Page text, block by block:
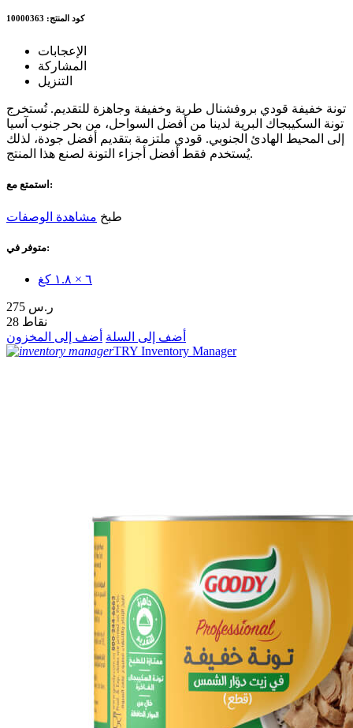
كود المنتج: 10000363
الإعجابات
المشاركة
التنزيل
تونة خفيفة قودي بروفشنال طرية وخفيفة وجاهزة للتقديم. تُستخرج
تونة السكيبجاك البرية لدينا من أفضل السواحل، من بحر جنوب آسيا
إلى المحيط الهادئ الجنوبي. قودي ملتزمة بتقديم أفضل جودة، لذلك
يُستخدم فقط أفضل أجزاء التونة لصنع هذا المنتج.
استمتع مع:
طبخ مشاهدة الوصفات
متوفر في:
٦ × ١.٨ كغ
275 ر.س
28 نقاط
أضف إلى السلة أضف إلى المخزون
TRY Inventory Manager